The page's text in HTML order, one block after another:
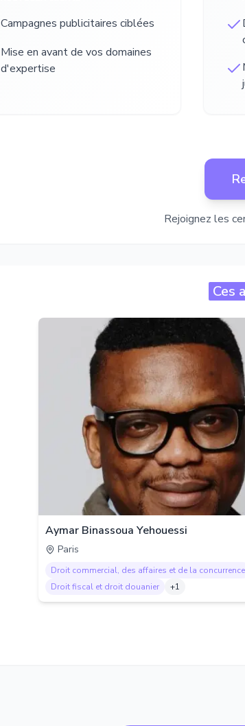
Campagnes publicitaires ciblées
Mise en avant de vos domaines
d'expertise
Rejoignez les
Ces
Aymar Binassoua Yehouessi
Paris
Droit commercial, des affaires et de la concurrence
Droit fiscal et droit douanier
+1